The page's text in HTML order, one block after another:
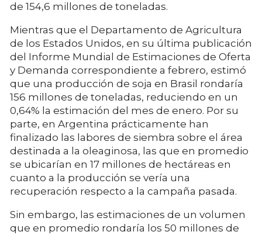
de 154,6 millones de toneladas.
Mientras que el Departamento de Agricultura
de los Estados Unidos, en su última publicación
del Informe Mundial de Estimaciones de Oferta
y Demanda correspondiente a febrero, estimó
que una producción de soja en Brasil rondaría
156 millones de toneladas, reduciendo en un
0,64% la estimación del mes de enero. Por su
parte, en Argentina prácticamente han
finalizado las labores de siembra sobre el área
destinada a la oleaginosa, las que en promedio
se ubicarían en 17 millones de hectáreas en
cuanto a la producción se vería una
recuperación respecto a la campaña pasada.
Sin embargo, las estimaciones de un volumen
que en promedio rondaría los 50 millones de